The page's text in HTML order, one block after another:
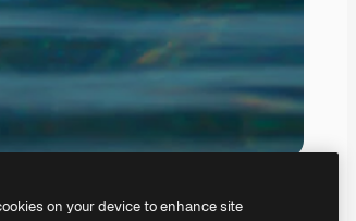
on your device to enhance site